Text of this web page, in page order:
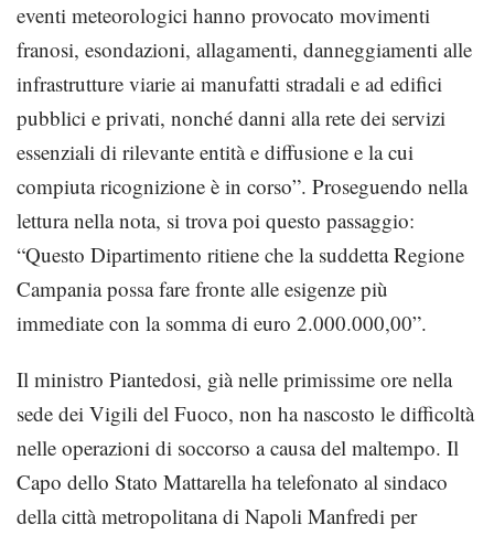
eventi meteorologici hanno provocato movimenti
franosi, esondazioni, allagamenti, danneggiamenti alle
infrastrutture viarie ai manufatti stradali e ad edifici
pubblici e privati, nonché danni alla rete dei servizi
essenziali di rilevante entità e diffusione e la cui
compiuta ricognizione è in corso”. Proseguendo nella
lettura nella nota, si trova poi questo passaggio:
“Questo Dipartimento ritiene che la suddetta Regione
Campania possa fare fronte alle esigenze più
immediate con la somma di euro 2.000.000,00”.
Il ministro Piantedosi, già nelle primissime ore nella
sede dei Vigili del Fuoco, non ha nascosto le difficoltà
nelle operazioni di soccorso a causa del maltempo. Il
Capo dello Stato Mattarella ha telefonato al sindaco
della città metropolitana di Napoli Manfredi per